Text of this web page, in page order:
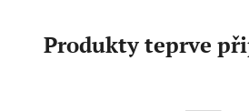
Produkty teprve